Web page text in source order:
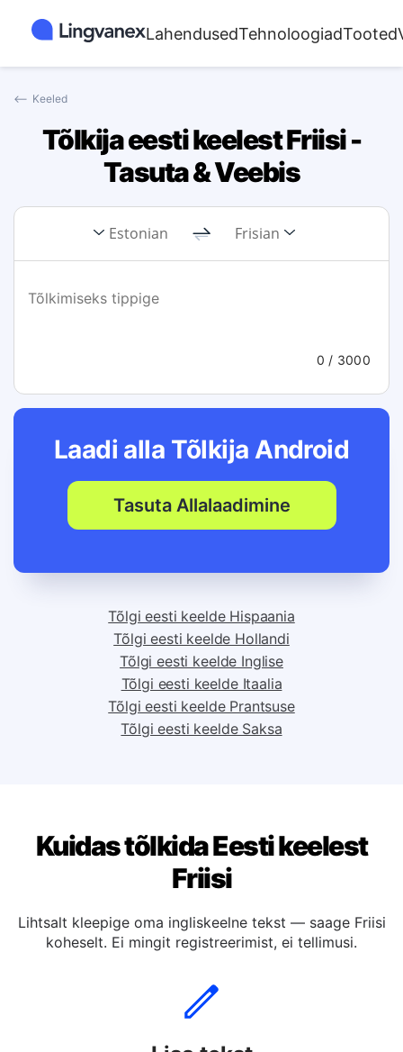
LahendusedTehnoloogiadTooted
⟵ Keeled
Tõlkija eesti keelest Friisi -
Tasuta & Veebis
Estonian Frisian
0 / 3000
Laadi alla TõlkijaAndroid
Tasuta Allalaadimine
Tõlgi eesti keelde Hispaania
Tõlgi eesti keelde Hollandi
Tõlgi eesti keelde Inglise
Tõlgi eesti keelde Itaalia
Kuidas tõlkida Eesti keelest
Friisi
koheselt. Ei mingit registreerimist, ei tellimusi.